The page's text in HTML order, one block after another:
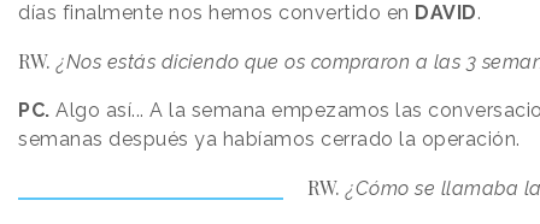
días finalmente nos hemos convertido en DAVID.
RW.¿Nos estás diciendo que os compraron a las 3
PC. Algo así... A la semana empezamos las
semanas después ya habíamos cerrado la operación.
RW.¿Cómo se llamaba